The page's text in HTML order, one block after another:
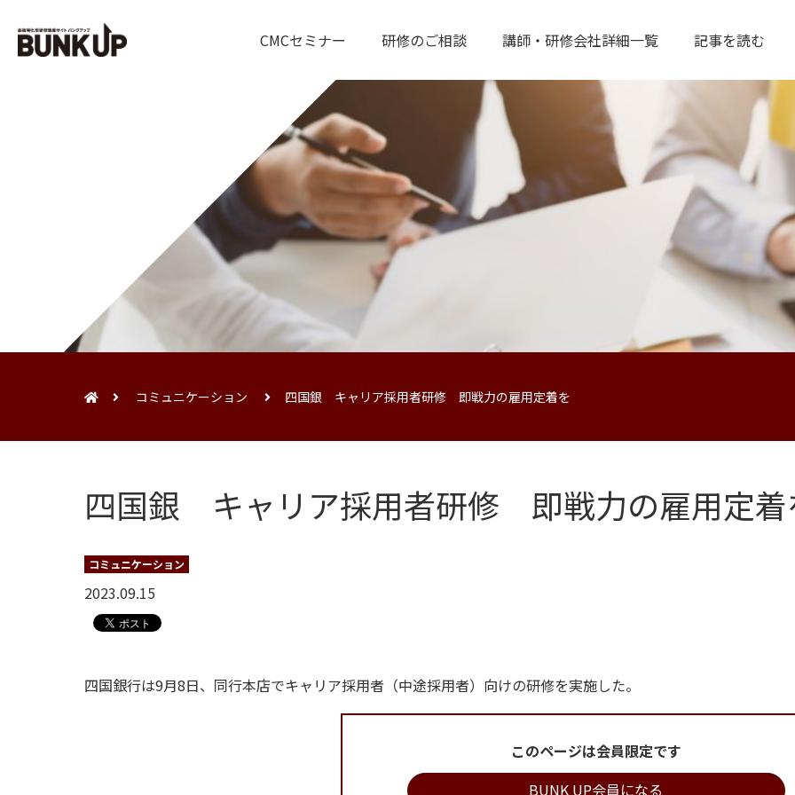
CMCセミナー 研修のご相談 講師・研修会社詳細一覧 記事を読む
コミュニケーション 四国銀 キャリア採用者研修 即戦力の雇用定着を
四国銀 キャリア採用者研修 即戦力の雇用定着
コミュニケーション
2023.09.15
四国銀行は9月8日、同行本店でキャリア採用者（中途採用者）向けの研修を実施した。
このページは会員限定です
BUNK UP会員になる